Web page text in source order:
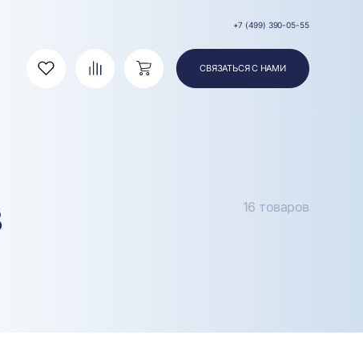
+7 (499) 390-05-55
Избранное СравнениеКорзина СВЯЗАТЬСЯ С НАМИ
16 товаров